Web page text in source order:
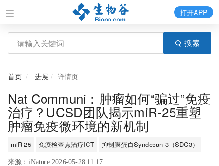
搜索
打开APP
首页 进展 详情页
Nat Communi：肿瘤如何“骗过”免疫
治疗？UCSD团队揭示miR-25重塑
肿瘤免疫微环境的新机制
miR-25 免疫检查点治疗ICT 抑制膜蛋白Syndecan-3（SDC3）
来源：iNature 2026-05-28 11:17